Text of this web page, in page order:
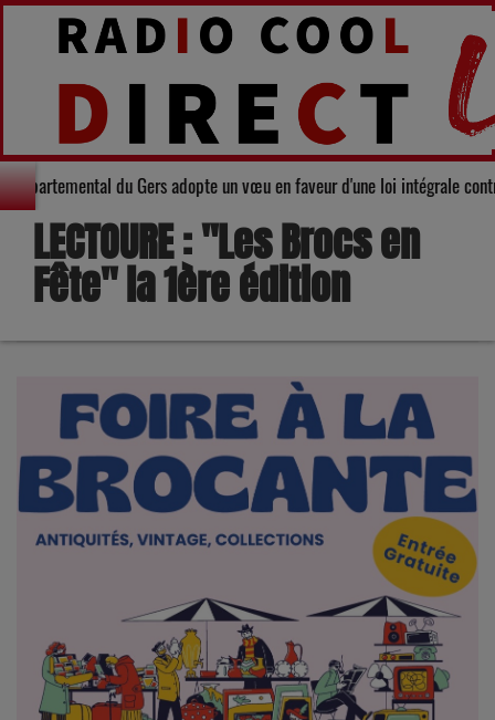
Le Conseil départemental du Gers adopte un vœu en faveur d'une loi
LECTOURE : "Les Brocs en
Fête" la 1ère édition